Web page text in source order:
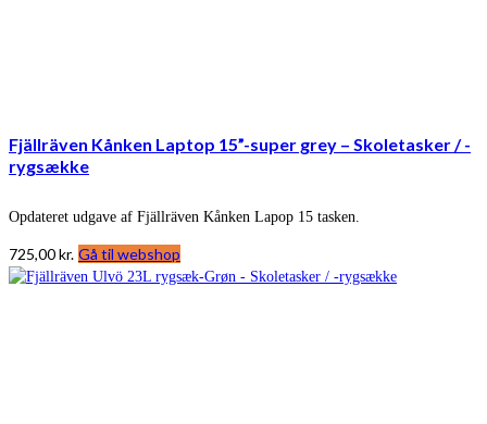
Fjällräven Kånken Laptop 15”-super grey – Skoletasker / -
rygsække
Opdateret udgave af Fjällräven Kånken Lapop 15 tasken.
725,00kr. Gå til webshop